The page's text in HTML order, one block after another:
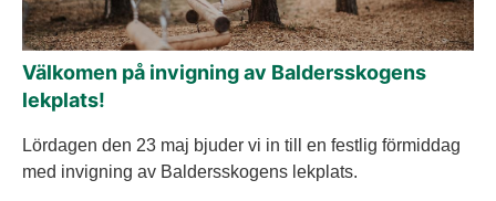
Välkomen på invigning av Baldersskogens
lekplats!
Lördagen den 23 maj bjuder vi in till en festlig förmiddag
med invigning av Baldersskogens lekplats.